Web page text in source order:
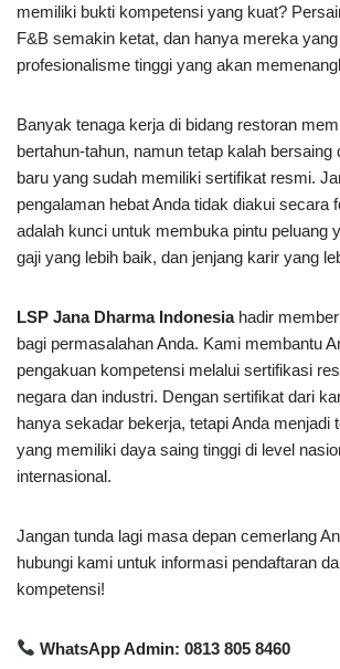
memiliki bukti kompetensi yang kuat?
F&B semakin ketat, dan hanya mereka
profesionalisme tinggi yang akan
Banyak tenaga kerja di bidang restoran
bertahun-tahun, namun tetap kalah bersaing
baru yang sudah memiliki sertifikat resmi.
pengalaman hebat Anda tidak diakui secara
adalah kunci untuk membuka pintu peluang
gaji yang lebih baik, dan jenjang karir yang
LSP Jana Dharma Indonesiahadir
bagi permasalahan Anda. Kami membantu
pengakuan kompetensi melalui sertifikasi
negara dan industri. Dengan sertifikat dari
hanya sekadar bekerja, tetapi Anda menjadi
yang memiliki daya saing tinggi di level
internasional.
Jangan tunda lagi masa depan cemerlang
hubungi kami untuk informasi pendaftaran
kompetensi!
WhatsApp Admin: 0813 805 8460